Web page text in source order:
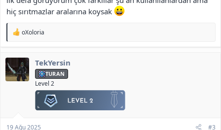
hiç sırıtmazlar aralarına koysak
T
p
i
l
e
oXoloria
TekYersin
TURAN
Level 2
19 Ağu 2025 #3